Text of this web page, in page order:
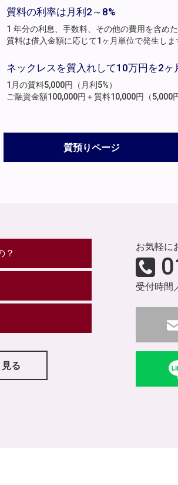
質料の利率は月利2～8%
1 年分の利息、手数料、その他の費用を含め
質料は借入金額に応じて1ヶ月単位で発生しま
ネックレスを質入れして10万円を2ヶ
1月の質料5,000円（月利5%）
ご融資金額100,000円＋質料10,000円（5,000
質預りページ
？
る
お気軽に
受付時間